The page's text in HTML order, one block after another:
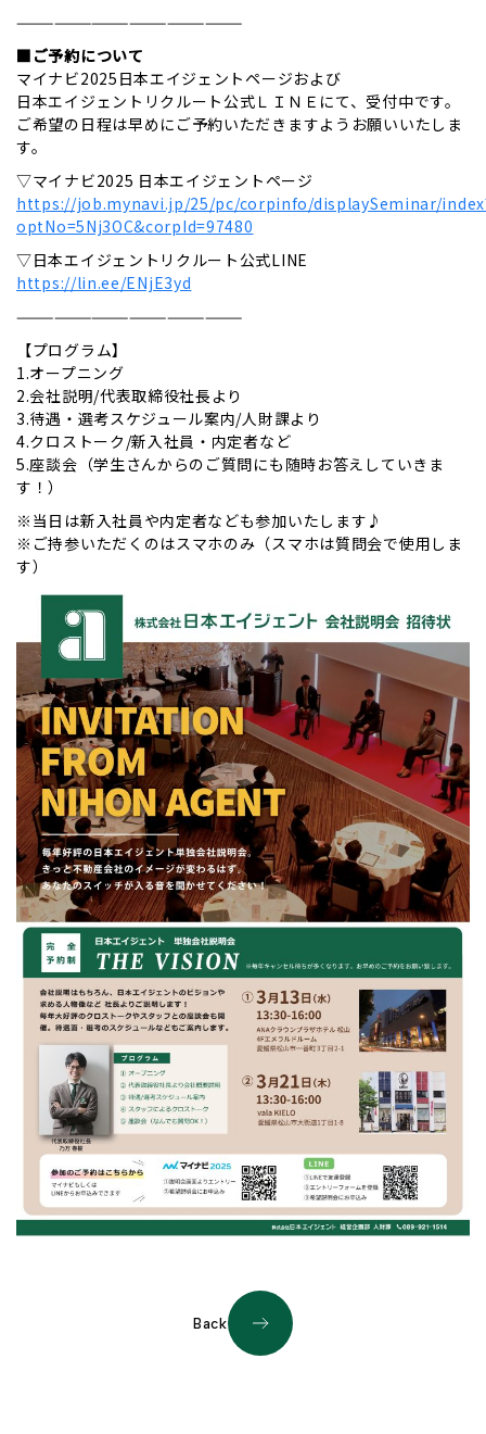
——————————————————
■ご予約について
マイナビ2025日本エイジェントページおよび
日本エイジェントリクルート公式ＬＩＮＥにて、受付中です。
ご希望の日程は早めにご予約いただきますようお願いいたしま
す。
▽マイナビ2025 日本エイジェントページ
https://job.mynavi.jp/25/pc/corpinfo/displaySeminar/
optNo=5Nj3OC&corpId=97480
▽日本エイジェントリクルート公式LINE
https://lin.ee/ENjE3yd
——————————————————
【プログラム】
1.オープニング
2.会社説明/代表取締役社長より
3.待遇・選考スケジュール案内/人財課より
4.クロストーク/新入社員・内定者など
5.座談会（学生さんからのご質問にも随時お答えしていきま
す！）
※当日は新入社員や内定者なども参加いたします♪
※ご持参いただくのはスマホのみ（スマホは質問会で使用しま
す）
Back